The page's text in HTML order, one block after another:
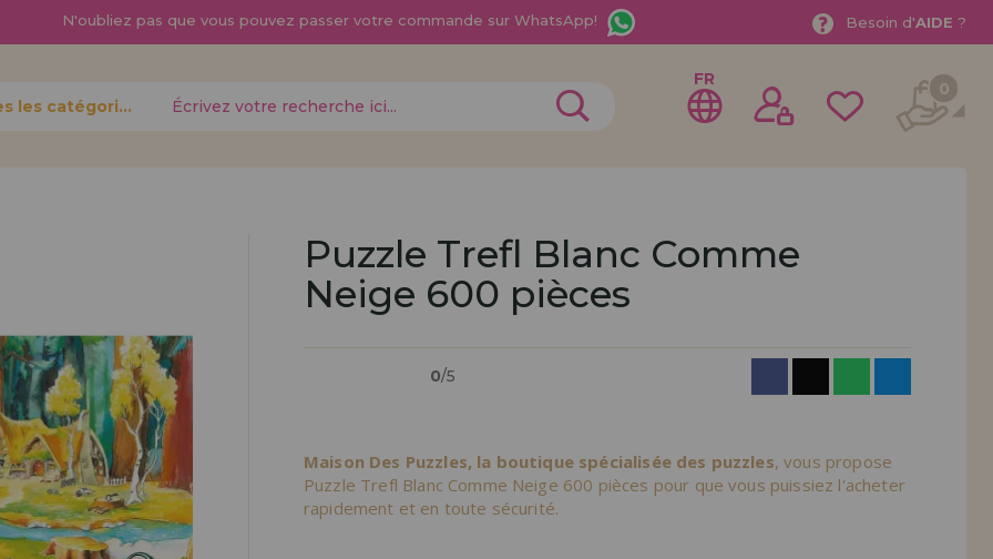
N'oubliez pas que vous pouvez passer votre commande sur WhatsApp! Besoin d'AIDE ?
Je veux m'enregistrer en tant que
nouveau distributeur
distribution.
Allez-y! Nous vous attendions.
Toutes les catégories
FR 0
Puzzle Trefl Blanc Comme
Neige 600 pièces
0/5
Maison Des Puzzles, la boutique spécialisée des puzzles, vous propose
Puzzle Trefl Blanc Comme Neige 600 pièces pour que vous puissiez l'acheter
rapidement et en toute sécurité.